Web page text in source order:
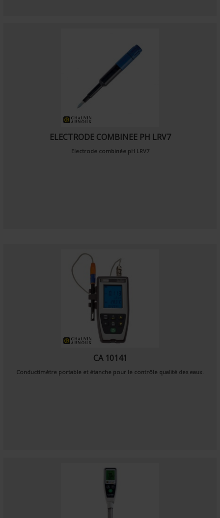
ELECTRODE COMBINEE PH LRV7
Electrode combinée pH LRV7
CA 10141
Conductimètre portable et étanche pour le contrôle qualité des eaux.